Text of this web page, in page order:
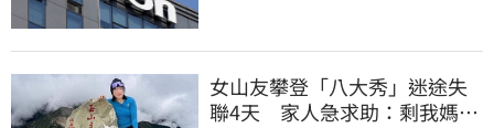
女山友攀登「八大秀」迷途失
聯4天 家人急求助：剩我媽還